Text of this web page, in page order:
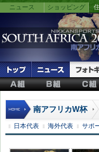
ニュース ショッピング
南アフリカW杯
日本代表 海外代表 サポ